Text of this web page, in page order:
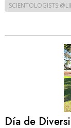
SCIENTOLOGISTS
Día de